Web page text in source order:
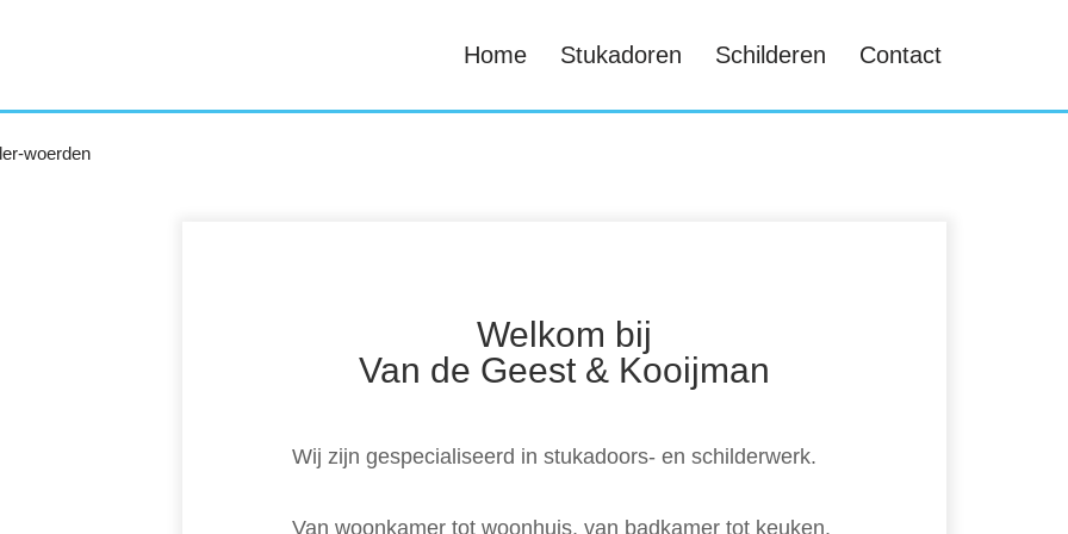
Home Stukadoren Schilderen Contact
Welkom bij
Van de Geest & Kooijman
Wij zijn gespecialiseerd in stukadoors- en schilderwerk.
Van woonkamer tot woonhuis, van badkamer tot keuken.